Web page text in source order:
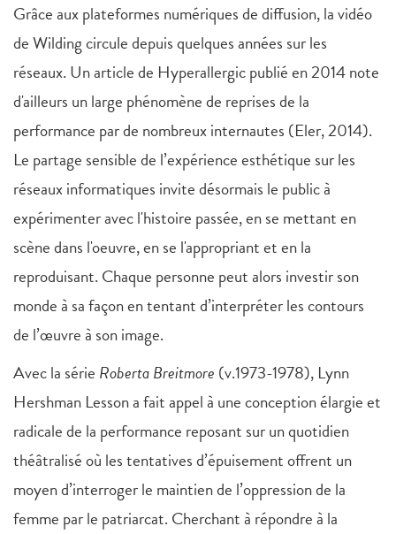
Grâce aux plateformes numériques de diffusion, la vidéo
de Wilding circule depuis quelques années sur les
réseaux. Un article de Hyperallergic publié en 2014 note
d'ailleurs un large phénomène de reprises de la
performance par de nombreux internautes (Eler, 2014).
Le partage sensible de l’expérience esthétique sur les
réseaux informatiques invite désormais le public à
expérimenter avec l'histoire passée, en se mettant en
scène dans l'oeuvre, en se l'appropriant et en la
reproduisant. Chaque personne peut alors investir son
monde à sa façon en tentant d’interpréter les contours
de l’œuvre à son image.
Avec la série Roberta Breitmore (v.1973-1978), Lynn
Hershman Lesson a fait appel à une conception élargie et
radicale de la performance reposant sur un quotidien
théâtralisé où les tentatives d’épuisement offrent un
moyen d’interroger le maintien de l’oppression de la
femme par le patriarcat. Cherchant à répondre à la